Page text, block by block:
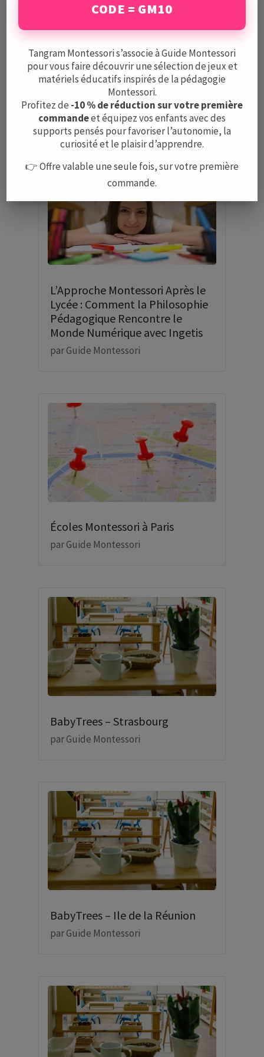
Voir tous les produits
Articles qui pourraient
vous intéresser
L’Approche Montessori Après le
Lycée : Comment la Philosophie
Pédagogique Rencontre le
Monde Numérique avec Ingetis
parGuide Montessori
Écoles Montessori à Paris
parGuide Montessori
BabyTrees – Strasbourg
parGuide Montessori
BabyTrees – Ile de la Réunion
parGuide Montessori
CODE = GM10
Tangram Montessori s’associe à Guide Montessori
pour vous faire découvrir une sélection de jeux et
matériels éducatifs inspirés de la pédagogie
Montessori.
Profitez de -10 % de réduction sur votre première
commandeet équipez vos enfants avec des
supports pensés pour favoriser l’autonomie, la
curiosité et le plaisir d’apprendre.
👉 Offre valable une seule fois, sur votre première
commande.